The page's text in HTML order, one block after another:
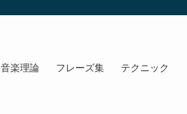
音楽理論 フレーズ集 テクニック